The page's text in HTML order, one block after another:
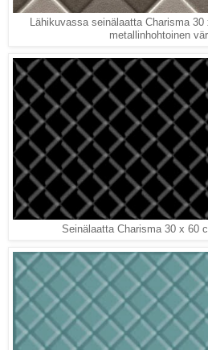
Lähikuvassa seinälaatta Charisma
metallinhohtoinen
Seinälaatta Charisma 30 x 60